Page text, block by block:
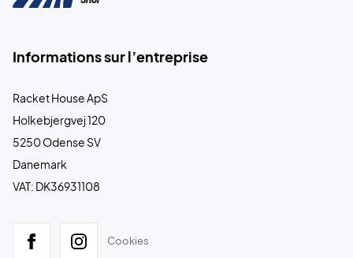
Informations sur l’entreprise
Racket House ApS
Holkebjergvej 120
5250 Odense SV
Danemark
VAT: DK36931108
Cookies